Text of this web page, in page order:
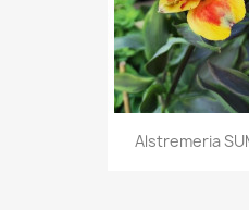
Alstremeria